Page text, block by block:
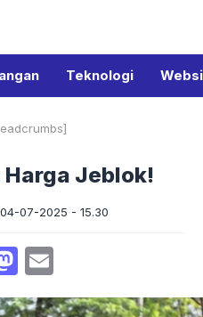
Teknologi
Harga Jeblok!
04-07-2025 - 15.30
Mastodon